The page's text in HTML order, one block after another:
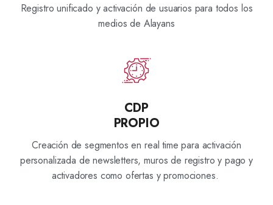
Registro unificado y activación de usuarios para todos los
medios de Alayans
CDP
PROPIO
Creación de segmentos en real time para activación
personalizada de newsletters, muros de registro y pago y
activadores como ofertas y promociones.